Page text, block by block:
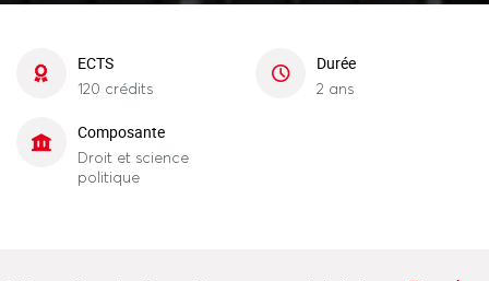
ECTS
120 crédits
Durée
2 ans
Composante
Droit et science
politique